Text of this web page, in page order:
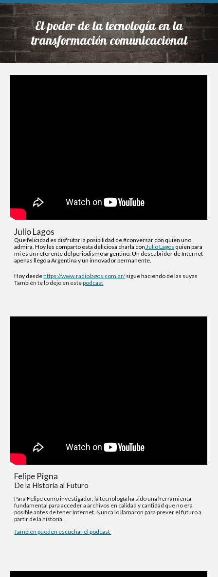
El poder de la tecnología en la
transformación comunicacional
Julio Lagos
Que felicidad es disfrutar la posibilidad de #conversar con quien uno
admira. Hoy les comparto esta deliciosa charla con Julio Lagos quien para
mi es un referente del periodismo argentino. Un descubridor de Internet
apenas llegó a Argentina y un innovador permanente.
Hoy desdehttps://www.radiolagos.com.ar/sigue haciendo de las suyas
También te lo dejo en estepodcast
Felipe Pigna
De la Historia al Futuro
Para Felipe como investigador, la tecnología ha sido una herramienta
fundamental para acceder a archivos en calidad y cantidad que no era
posible antes de tener Internet. Nunca lo llamaron para prever el futuro a
partir de la historia.
También pueden escuchar el podcast